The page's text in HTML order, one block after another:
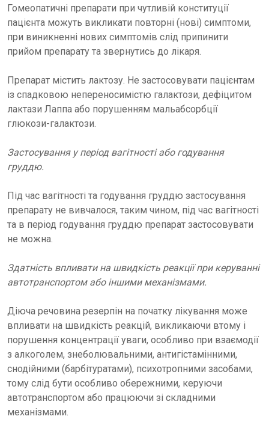
Гомеопатичні препарати при чутливій конституції
пацієнта можуть викликати повторні (нові) симптоми,
при виникненні нових симптомів слід припинити
прийом препарату та звернутись до лікаря.
Препарат містить лактозу. Не застосовувати пацієнтам
із спадковою непереносимістю галактози, дефіцитом
лактази Лаппа або порушенням мальабсорбції
глюкози-галактози.
Застосування у період вагітності або годування
груддю.
Під час вагітності та годування груддю застосування
препарату не вивчалося, таким чином, під час вагітності
та в період годування груддю препарат застосовувати
не можна.
Здатність впливати на швидкість реакції при керуванні
автотранспортом або іншими механізмами.
Діюча речовина резерпін на початку лікування може
впливати на швидкість реакцій, викликаючи втому і
порушення концентрації уваги, особливо при взаємодії
з алкоголем, знеболювальними, антигістамінними,
снодійними (барбітуратами), психотропними засобами,
тому слід бути особливо обережними, керуючи
автотранспортом або працюючи зі складними
механізмами.